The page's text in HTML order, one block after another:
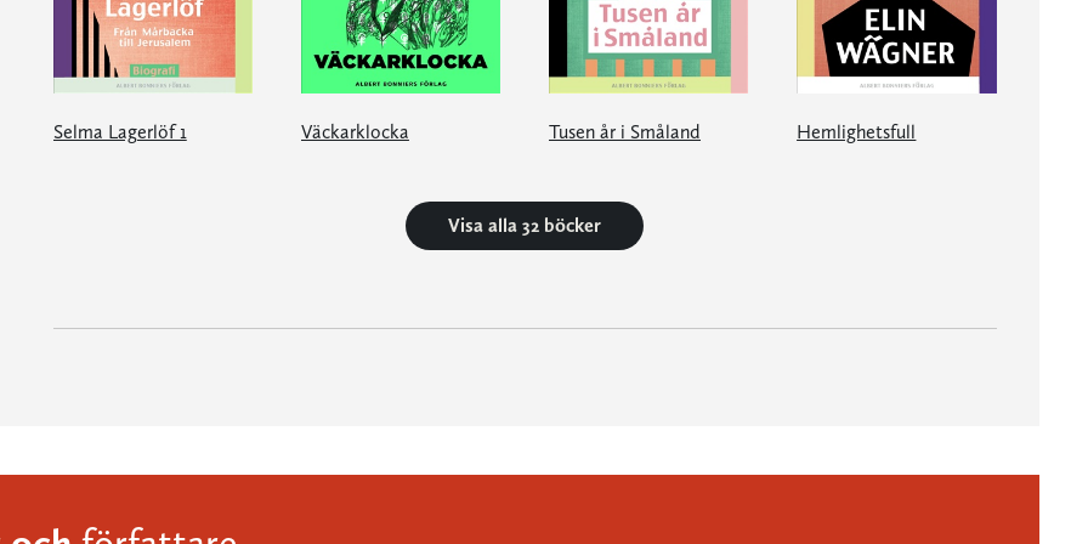
Selma Lagerlöf 1 Väckarklocka Tusen år i Småland Hemlighetsfull
Visa alla 32 böcker